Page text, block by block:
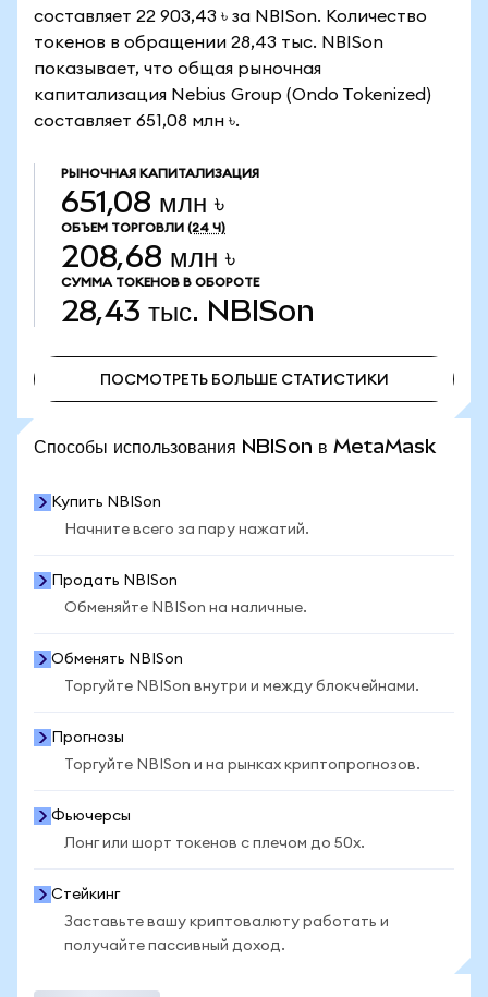
составляет 22 903,43 ৳ за NBISon. Количество
токенов в обращении 28,43 тыс. NBISon
показывает, что общая рыночная
капитализация Nebius Group (Ondo Tokenized)
составляет 651,08 млн ৳.
РЫНОЧНАЯ КАПИТАЛИЗАЦИЯ
651,08 млн ৳
ОБЪЕМ ТОРГОВЛИ (24 Ч)
208,68 млн ৳
СУММА ТОКЕНОВ В ОБОРОТЕ
28,43 тыс. NBISon
ПОСМОТРЕТЬ БОЛЬШЕ СТАТИСТИКИ
Способы использования NBISon в MetaMask
Купить NBISon
Начните всего за пару нажатий.
Продать NBISon
Обменяйте NBISon на наличные.
Обменять NBISon
Торгуйте NBISon внутри и между блокчейнами.
Прогнозы
Торгуйте NBISon и на рынках криптопрогнозов.
Фьючерсы
Лонг или шорт токенов с плечом до 50x.
Стейкинг
Заставьте вашу криптовалюту работать и
получайте пассивный доход.